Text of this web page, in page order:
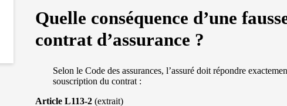
Quelle conséquence d’une
contrat d’assurance ?
Selon le Code des assurances, l’assuré doit répondre
souscription du contrat :
Article L113-2 (extrait)